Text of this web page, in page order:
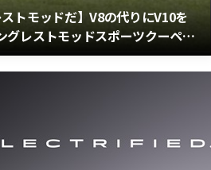
トモッドだ】V8の代りにV10を
グレストモッドスポーツクーペ